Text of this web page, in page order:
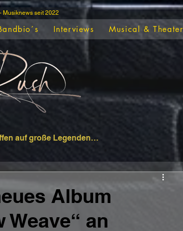
Musiknews seit 2022
Interviews Musical & Theater
auf große Legenden…
Album
an